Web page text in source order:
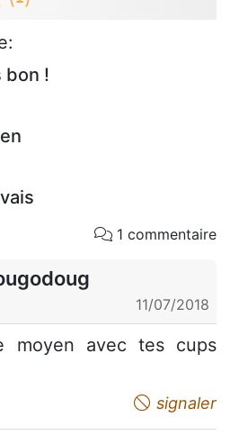
bon !
1 commentaire
11/07/2018
moyen avec tes cups
appreciate signaler